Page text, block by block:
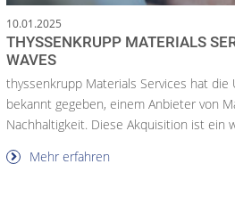
10.01.2025
THYSSENKRUPP MATERIALS
WAVES
thyssenkrupp Materials Services hat die
bekannt gegeben, einem Anbieter von
Nachhaltigkeit. Diese Akquisition ist ein
Mehr erfahren